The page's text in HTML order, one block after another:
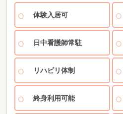
体験入居可
日中看護師常駐
リハビリ体制
終身利用可能